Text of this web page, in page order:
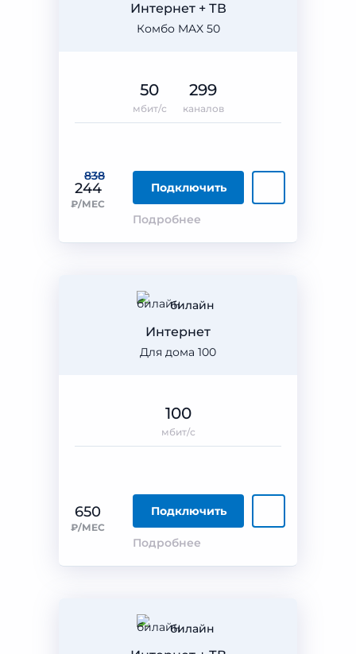
Комбо MAX 50
Интернет + ТВ
838
244
₽/МЕС
Подключить
Подробнее
50
мбит/с
299
каналов
билайн
Для дома 100
Интернет
650
₽/МЕС
Подключить
Подробнее
100
мбит/с
билайн